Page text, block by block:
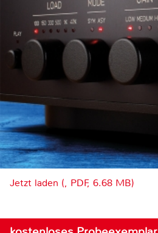
Jetzt laden (, PDF, 6.68 MB)